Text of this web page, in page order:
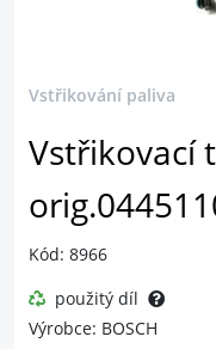
Vstřikování paliva
Vstřikovací
Kód: 8966
použitý díl
Výrobce: BOSCH